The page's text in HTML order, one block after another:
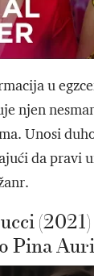
u
njen
Unosi
da pravi
Pina